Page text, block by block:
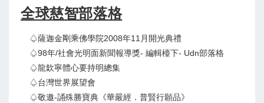
全球慈智部落格
♤薩迦金剛乘佛學院2008年11月開光典禮
♤98年/社會光明面新聞報導獎- 編輯檯下- Udn部落格
♤龍欽寧體心要持明總集
♤台灣世界展望會
♤敬邀-誦殊勝寶典《華嚴經．普賢行願品》